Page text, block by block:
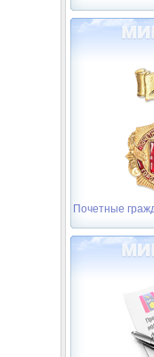
Почетные